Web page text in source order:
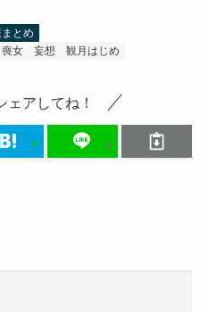
とめ
喪女 妄想 観月はじめ
ェアしてね！